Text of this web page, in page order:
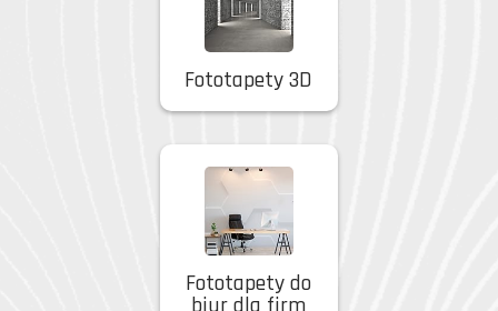
Fototapety 3D
Fototapety do
biur dla firm